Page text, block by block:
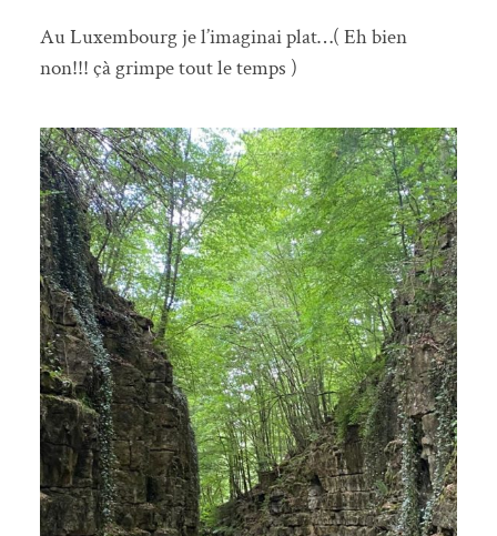
Au Luxembourg je l’imaginai plat…( Eh bien
non!!! çà grimpe tout le temps )